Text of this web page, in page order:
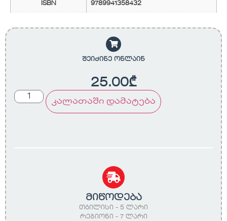
ISBN 9789941358432
შეიძინე ონლაინ
25.00₾
კალათაში დამატება
მიწოდება
თბილისი - 5 ლარი
რეგიონი - 7 ლარი